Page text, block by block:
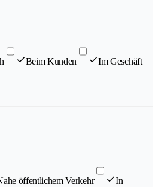
Beim Kunden Im Geschäft
öffentlichem Verkehr In